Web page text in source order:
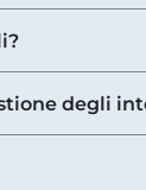
degli